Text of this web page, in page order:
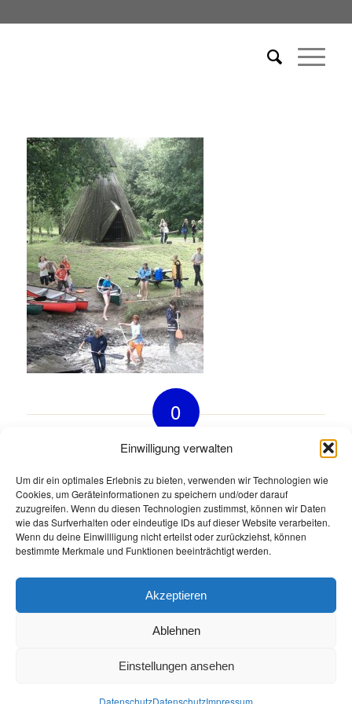
Einwilligung verwalten
Um dir ein optimales Erlebnis zu bieten, verwenden wir Technologien wie
Cookies, um Geräteinformationen zu speichern und/oder darauf
zuzugreifen. Wenn du diesen Technologien zustimmst, können wir Daten
wie das Surfverhalten oder eindeutige IDs auf dieser Website verarbeiten.
Wenn du deine Einwillligung nicht erteilst oder zurückziehst, können
bestimmte Merkmale und Funktionen beeinträchtigt werden.
Akzeptieren
Ablehnen
Einstellungen ansehen
DatenschutzDatenschutzImpressum
0
KOMMENTARE
Hinterlasse einen Kommentar
An der Diskussion beteiligen?
Hinterlasse uns deinen Kommentar!
Du musstangemeldetsein, um einen Kommentar